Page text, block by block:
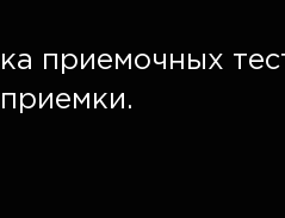
приемочных